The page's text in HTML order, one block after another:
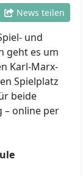
News teilen
und
geht es um
Karl-Marx-
Spielplatz
beide
– online per